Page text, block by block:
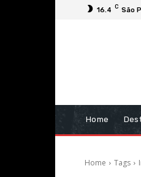
16.4 C São
Home
Home Tags